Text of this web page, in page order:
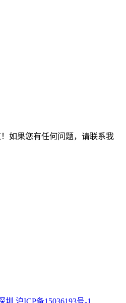
如果您有任何问题，请联系我
圳 沪ICP备15036193号-1